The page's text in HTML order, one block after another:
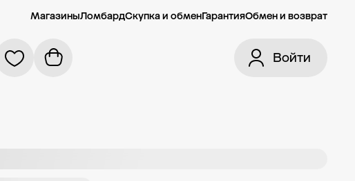
МагазиныЛомбардСкупка и обменГарантияОбмен и возврат
Войти